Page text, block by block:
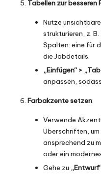
Tabellen zur
Nutze
strukturieren, z.
Spalten: eine für
die Jobdetails.
„Einfügen“ >
anpassen,
Farbakzente setzen:
Verwende
Überschriften,
ansprechend zu
oder ein
Gehe zu